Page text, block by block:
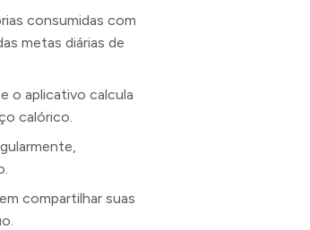
consumidas com
metas diárias de
o aplicativo calcula
calórico.
compartilhar suas